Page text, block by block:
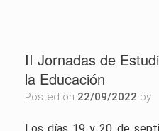
II Jornadas de
la Educación
Posted on 22/09/2022 by
Los días 19 y 20 de